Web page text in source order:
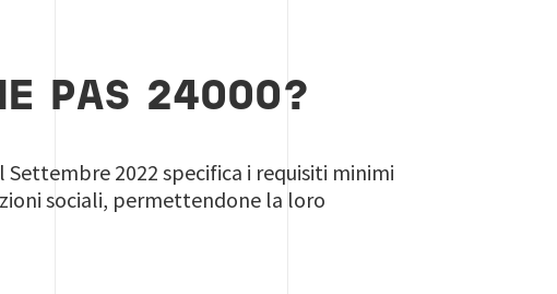
PAS 24000?
Settembre 2022 specifica i requisiti minimi
sociali, permettendone la loro